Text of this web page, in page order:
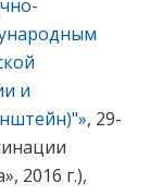
и
, 29-
2016 г.),